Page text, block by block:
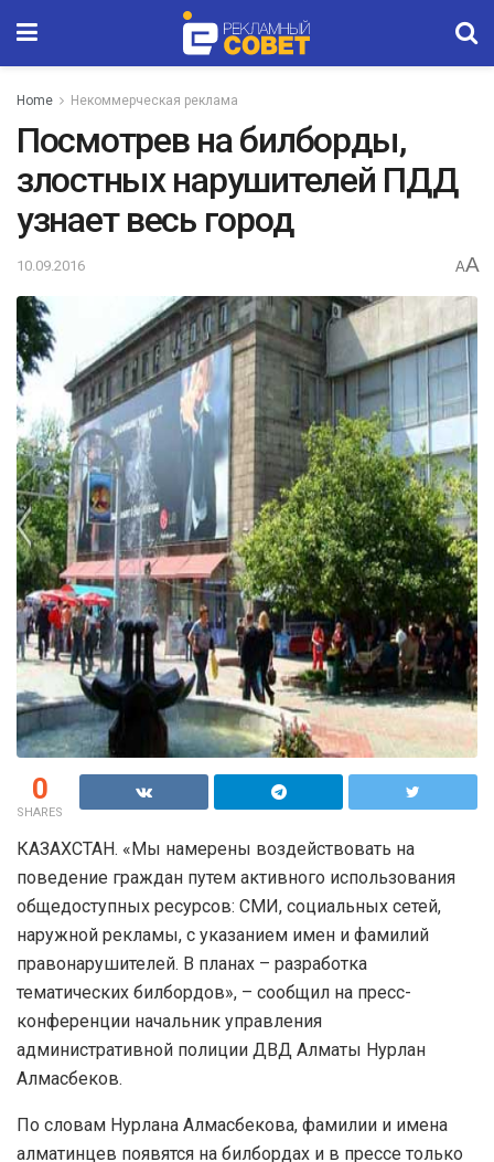
Home Некоммерческая реклама
Посмотрев на билборды,
злостных нарушителей ПДД
узнает весь город
10.09.2016 AA
0
SHARES
КАЗАХСТАН. «Мы намерены воздействовать на
поведение граждан путем активного использования
общедоступных ресурсов: СМИ, социальных сетей,
наружной рекламы, с указанием имен и фамилий
правонарушителей. В планах – разработка
тематических билбордов», – сообщил на пресс-
конференции начальник управления
административной полиции ДВД Алматы Нурлан
Алмасбеков.
По словам Нурлана Алмасбекова, фамилии и имена
алматинцев появятся на билбордах и в прессе только